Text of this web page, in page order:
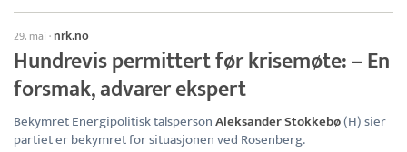
29. mai · nrk.no
Hundrevis permittert før krisemøte: – En
forsmak, advarer ekspert
Bekymret Energipolitisk talspersonAleksander Stokkebø(H) sier
partiet er bekymret for situasjonen ved Rosenberg.